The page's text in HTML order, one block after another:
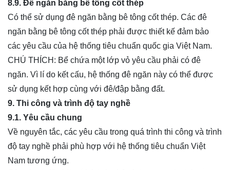
8.9. Đê ngăn bằng bê tông cốt thép
Có thể sử dụng đê ngăn bằng bê tông cốt thép. Các đê
ngăn bằng bê tông cốt thép phải được thiết kế đảm bảo
các yêu cầu của hệ thống tiêu chuẩn quốc gia Việt Nam.
CHÚ THÍCH: Bể chứa một lớp vỏ yêu cầu phải có đê
ngăn. Vì lí do kết cấu, hệ thống đê ngăn này có thể được
sử dụng kết hợp cùng với đê/đập bằng đất.
9. Thi công và trình độ tay nghề
9.1. Yêu cầu chung
Về nguyên tắc, các yêu cầu trong quá trình thi công và trình
độ tay nghề phải phù hợp với hệ thống tiêu chuẩn Việt
Nam tương ứng.